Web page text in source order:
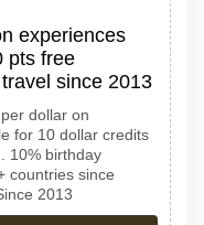
experiences
pts free
since 2013
dollar on
for 10 dollar credits
10% birthday
countries since
2013